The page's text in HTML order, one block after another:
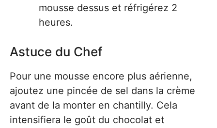
mousse dessus et réfrigérez 2
heures.
Astuce du Chef
Pour une mousse encore plus aérienne,
ajoutez une pincée de sel dans la crème
avant de la monter en chantilly. Cela
intensifiera le goût du chocolat et